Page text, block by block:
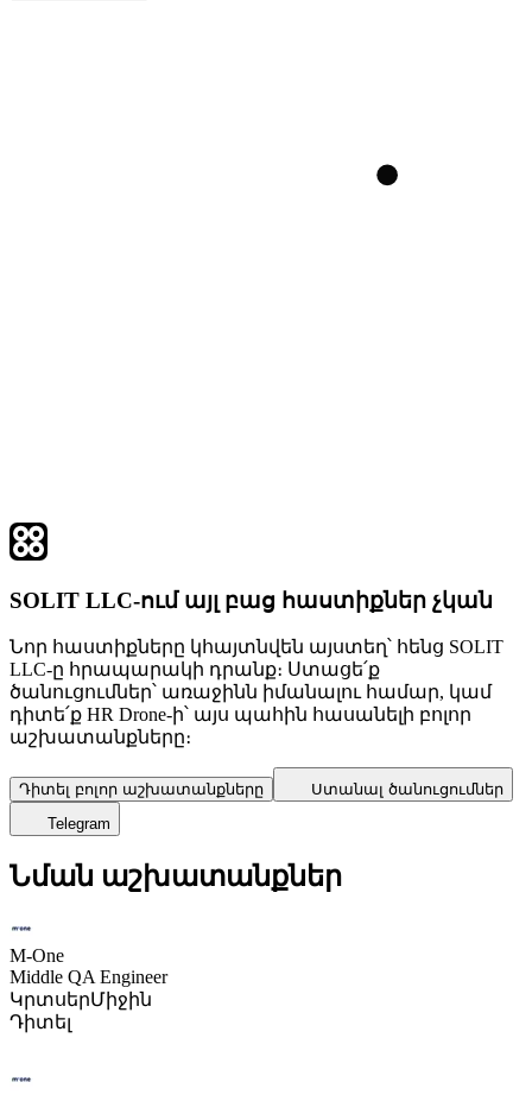
SOLIT LLC-ում այլ բաց հաստիքներ չկան
Նոր հաստիքները կհայտնվեն այստեղ՝ հենց SOLIT
LLC-ը հրապարակի դրանք։ Ստացե՛ք
ծանուցումներ՝ առաջինն իմանալու համար, կամ
դիտե՛ք HR Drone-ի՝ այս պահին հասանելի բոլոր
աշխատանքները։
Դիտել բոլոր աշխատանքները
Ստանալ ծանուցումներ
Telegram
Նման աշխատանքներ
M-One
Middle QA Engineer
ԿրտսերՄիջին
Դիտել